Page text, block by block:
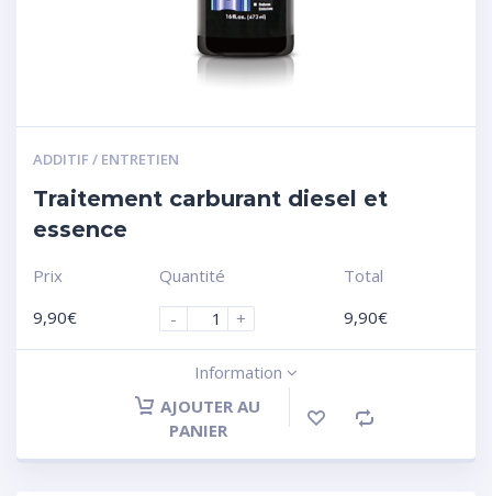
ADDITIF / ENTRETIEN
Traitement carburant diesel et
essence
Prix
9,90€
Quantité
-
+
Total
9,90€
Information
AJOUTER AU
PANIER